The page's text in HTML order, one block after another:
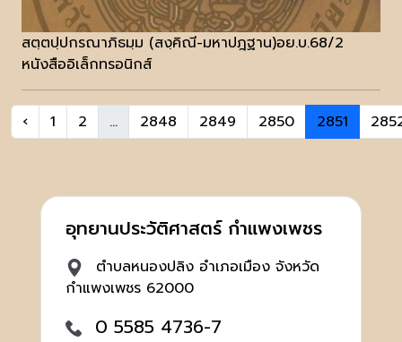
สตฺตปฺปกรณาภิธมฺม (สงฺคิณี-มหาปฎฐาน)อย.บ.68/2
หนังสืออิเล็กทรอนิกส์
‹ 1 2 ... 2848 2849 2850 2851
อุทยานประวัติศาสตร์ กำแพงเพชร
ตำบลหนองปลิง อำเภอเมือง จังหวัด
กำแพงเพชร 62000
0 5585 4736-7